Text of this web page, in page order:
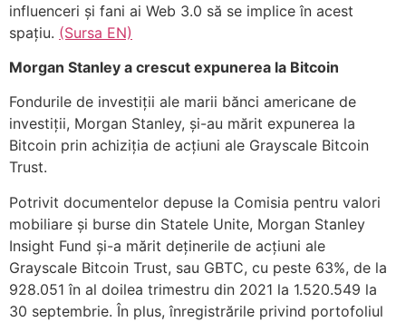
influenceri și fani ai Web 3.0 să se implice în acest
spațiu. (Sursa EN)
Morgan Stanley a crescut expunerea la Bitcoin
Fondurile de investiții ale marii bănci americane de
investiții, Morgan Stanley, și-au mărit expunerea la
Bitcoin prin achiziția de acțiuni ale Grayscale Bitcoin
Trust.
Potrivit documentelor depuse la Comisia pentru valori
mobiliare și burse din Statele Unite, Morgan Stanley
Insight Fund și-a mărit deținerile de acțiuni ale
Grayscale Bitcoin Trust, sau GBTC, cu peste 63%, de la
928.051 în al doilea trimestru din 2021 la 1.520.549 la
30 septembrie. În plus, înregistrările privind portofoliul